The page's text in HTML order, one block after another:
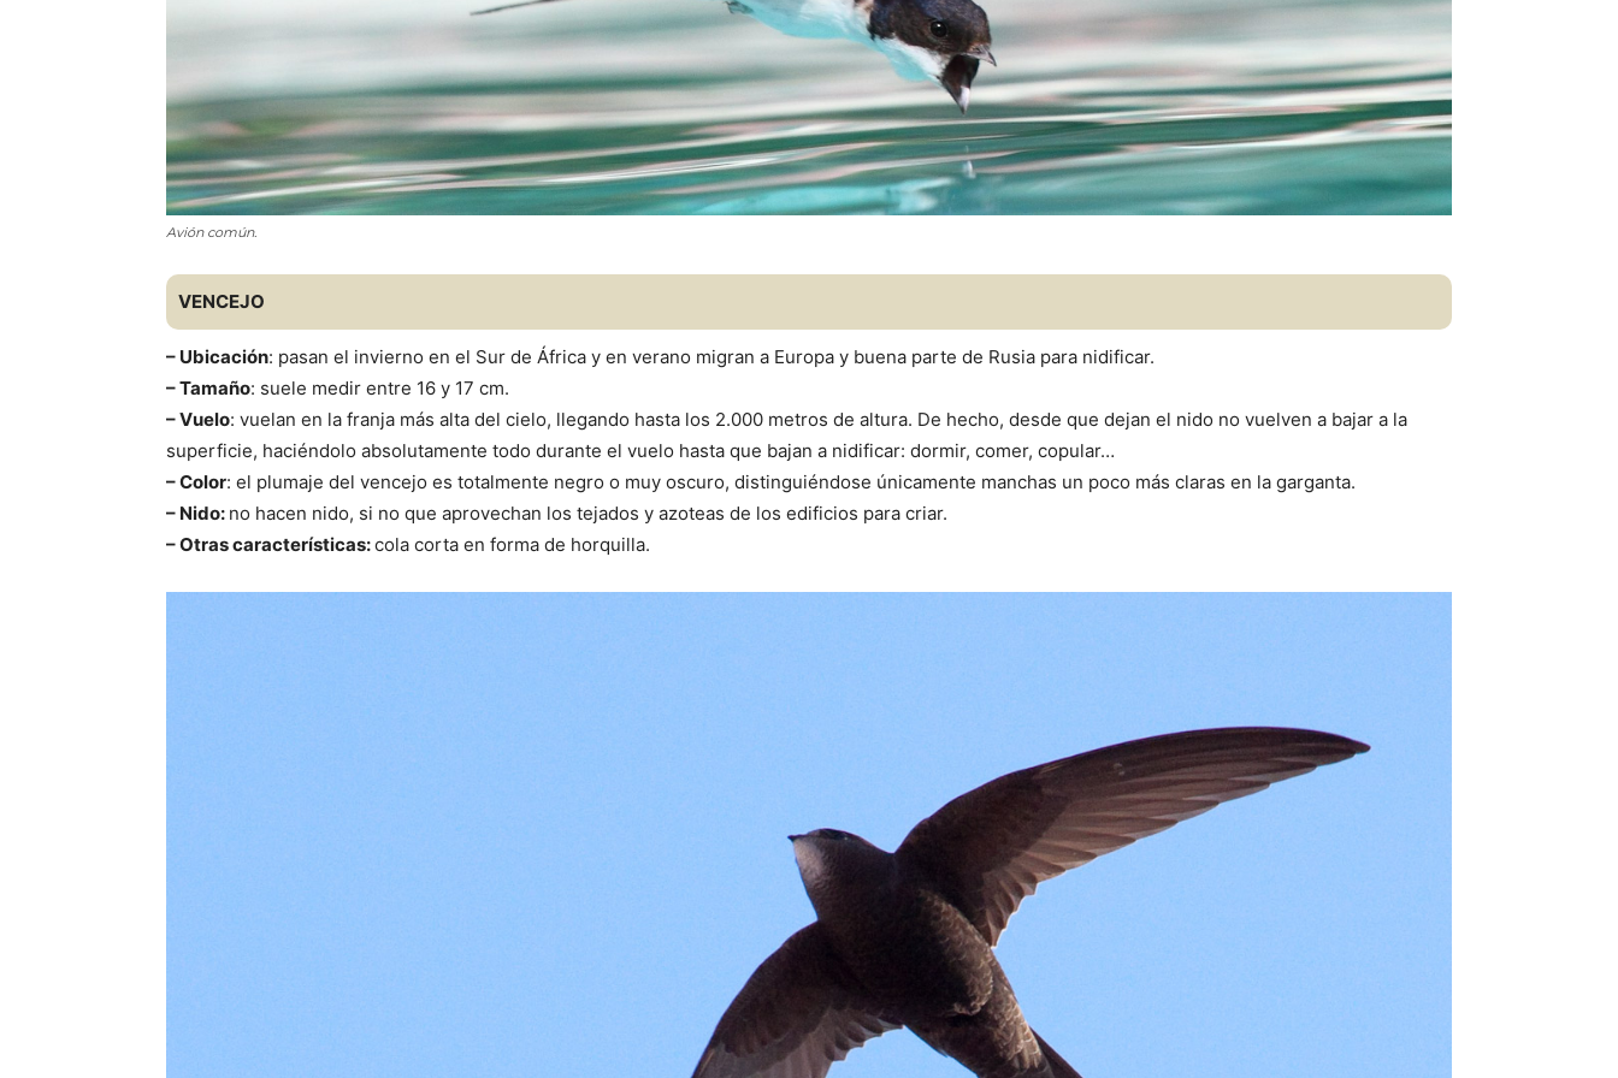
Avión común.
VENCEJO
– Ubicación: pasan el invierno en el Sur de África y en verano migran a Europa y buena parte de Rusia para nidificar.
– Tamaño: suele medir entre 16 y 17 cm.
– Vuelo: vuelan en la franja más alta del cielo, llegando hasta los 2.000 metros de altura. De hecho, desde que dejan el nido no vuelven a bajar a la
superficie, haciéndolo absolutamente todo durante el vuelo hasta que bajan a nidificar: dormir, comer, copular…
– Color: el plumaje del vencejo es totalmente negro o muy oscuro, distinguiéndose únicamente manchas un poco más claras en la garganta.
– Nido: no hacen nido, si no que aprovechan los tejados y azoteas de los edificios para criar.
– Otras características:cola corta en forma de horquilla.